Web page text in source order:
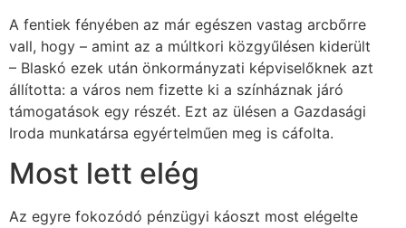
A fentiek fényében az már egészen vastag arcbőrre
vall, hogy – amint az a múltkori közgyűlésen kiderült
– Blaskó ezek után önkormányzati képviselőknek azt
állította: a város nem fizette ki a színháznak járó
támogatások egy részét. Ezt az ülésen a Gazdasági
Iroda munkatársa egyértelműen meg is cáfolta.
Most lett elég
Az egyre fokozódó pénzügyi káoszt most elégelte